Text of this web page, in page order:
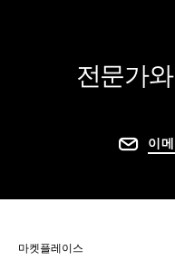
전문가
이메
마켓플레이스